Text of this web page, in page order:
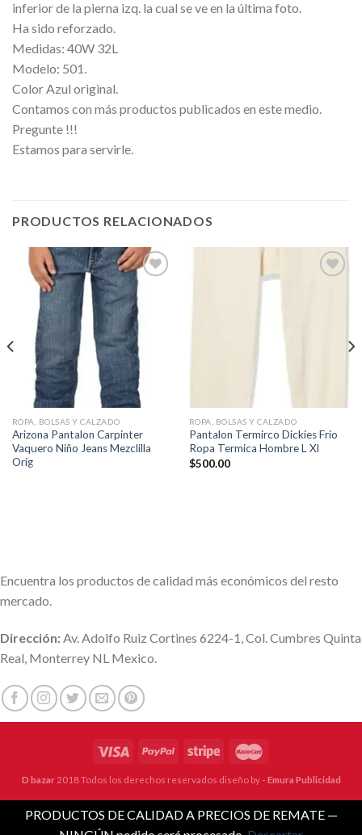
inferior de la pierna izq. la cual se ve en la última foto.
Ha sido reforzado.
Medidas: 40W 32L
Modelo: 501.
Color Azul original.
Contamos con más productos publicados en este medio.
Pregunte !!!
Estamos para servirle.
PRODUCTOS RELACIONADOS
Añadir
lista de
deseos
ROPA, BOLSAS Y CALZADO
Arizona Pantalon Carpinter
Vaquero Niño Jeans Mezclilla
Orig
ROPA, BOLSAS Y CALZADO
Pantalon Termirco Dickies Frio
Ropa Termica Hombre L Xl
$500.00
Encuentra los productos de calidad más económicos del resto
mercado.
Dirección:Av. Adolfo Ruiz Cortines 6224-1, Col. Cumbres Quinta
Real, Monterrey NL Mexico.
D bazar 2018 Todos los derechos reservados diseño by - Emura Publicidad
PRODUCTOS DE CALIDAD A PRECIOS DE REMATE —